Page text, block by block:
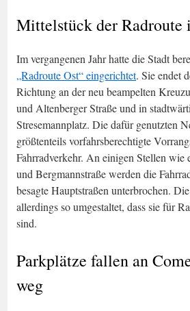
Mittelstück der Radroute
Im vergangenen Jahr hatte die Stadt
„Radroute Ost“ eingerichtet. Sie endet
Richtung an der neu beampelten
und Altenberger Straße und in
Stresemannplatz. Die dafür genutzten
größtenteils vorfahrsberechtigte
Fahrradverkehr. An einigen Stellen wie
und Bergmannstraße werden die
besagte Hauptstraßen unterbrochen.
allerdings so umgestaltet, dass sie für
sind.
Parkplätze fallen an
weg